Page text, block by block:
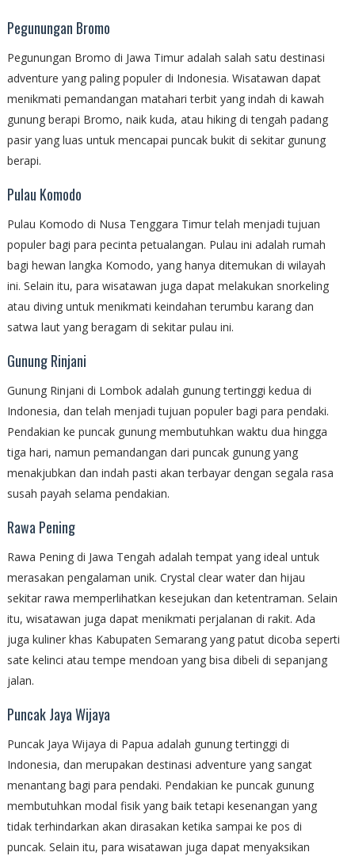
Pegunungan Bromo
Pegunungan Bromo di Jawa Timur adalah salah satu destinasi
adventure yang paling populer di Indonesia. Wisatawan dapat
menikmati pemandangan matahari terbit yang indah di kawah
gunung berapi Bromo, naik kuda, atau hiking di tengah padang
pasir yang luas untuk mencapai puncak bukit di sekitar gunung
berapi.
Pulau Komodo
Pulau Komodo di Nusa Tenggara Timur telah menjadi tujuan
populer bagi para pecinta petualangan. Pulau ini adalah rumah
bagi hewan langka Komodo, yang hanya ditemukan di wilayah
ini. Selain itu, para wisatawan juga dapat melakukan snorkeling
atau diving untuk menikmati keindahan terumbu karang dan
satwa laut yang beragam di sekitar pulau ini.
Gunung Rinjani
Gunung Rinjani di Lombok adalah gunung tertinggi kedua di
Indonesia, dan telah menjadi tujuan populer bagi para pendaki.
Pendakian ke puncak gunung membutuhkan waktu dua hingga
tiga hari, namun pemandangan dari puncak gunung yang
menakjubkan dan indah pasti akan terbayar dengan segala rasa
susah payah selama pendakian.
Rawa Pening
Rawa Pening di Jawa Tengah adalah tempat yang ideal untuk
merasakan pengalaman unik. Crystal clear water dan hijau
sekitar rawa memperlihatkan kesejukan dan ketentraman. Selain
itu, wisatawan juga dapat menikmati perjalanan di rakit. Ada
juga kuliner khas Kabupaten Semarang yang patut dicoba seperti
sate kelinci atau tempe mendoan yang bisa dibeli di sepanjang
jalan.
Puncak Jaya Wijaya
Puncak Jaya Wijaya di Papua adalah gunung tertinggi di
Indonesia, dan merupakan destinasi adventure yang sangat
menantang bagi para pendaki. Pendakian ke puncak gunung
membutuhkan modal fisik yang baik tetapi kesenangan yang
tidak terhindarkan akan dirasakan ketika sampai ke pos di
puncak. Selain itu, para wisatawan juga dapat menyaksikan